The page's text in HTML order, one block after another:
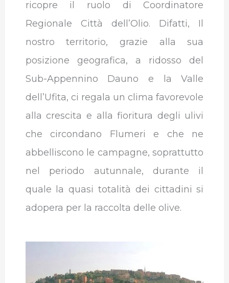
ricopre il ruolo di Coordinatore
Regionale Città dell’Olio. Difatti, Il
nostro territorio, grazie alla sua
posizione geografica, a ridosso del
Sub-Appennino Dauno e la Valle
dell’Ufita, ci regala un clima favorevole
alla crescita e alla fioritura degli ulivi
che circondano Flumeri e che ne
abbelliscono le campagne, soprattutto
nel periodo autunnale, durante il
quale la quasi totalità dei cittadini si
adopera per la raccolta delle olive.